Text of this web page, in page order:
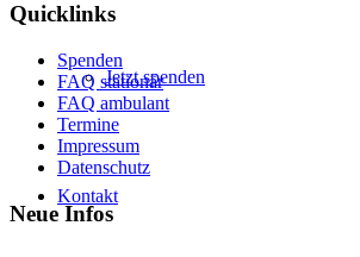
Jetzt spenden
Kontakt
Quicklinks
Spenden
FAQ stationär
FAQ ambulant
Termine
Impressum
Datenschutz
Neue Infos